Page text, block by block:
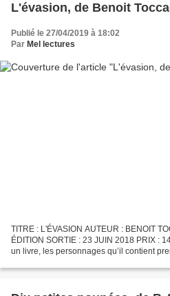
L'évasion, de Benoit
Publié le 27/04/2019 à 18:02
Par Mel lectures
TITRE : L'ÉVASION AUTEUR : BENOIT
ÉDITION SORTIE : 23 JUIN 2018 PRIX :
un livre, les personnages qu’il contient